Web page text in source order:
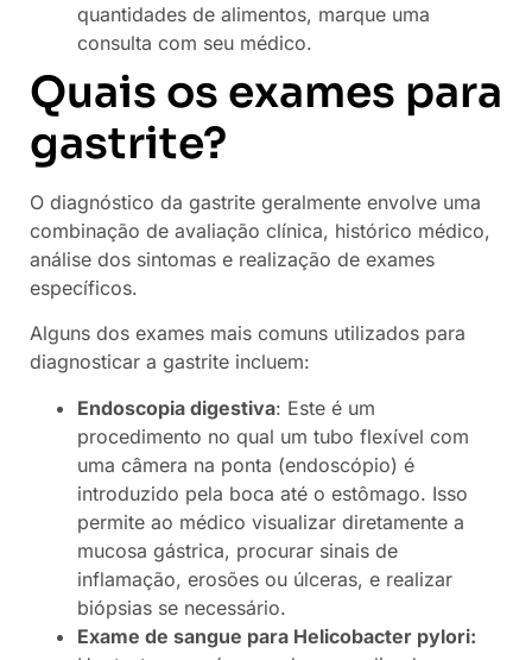
quantidades de alimentos, marque uma
consulta com seu médico.
Quais os exames para
gastrite?
O diagnóstico da gastrite geralmente envolve uma
combinação de avaliação clínica, histórico médico,
análise dos sintomas e realização de exames
específicos.
Alguns dos exames mais comuns utilizados para
diagnosticar a gastrite incluem:
Endoscopia digestiva: Este é um
procedimento no qual um tubo flexível com
uma câmera na ponta (endoscópio) é
introduzido pela boca até o estômago. Isso
permite ao médico visualizar diretamente a
mucosa gástrica, procurar sinais de
inflamação, erosões ou úlceras, e realizar
biópsias se necessário.
Exame de sangue para Helicobacter pylori: